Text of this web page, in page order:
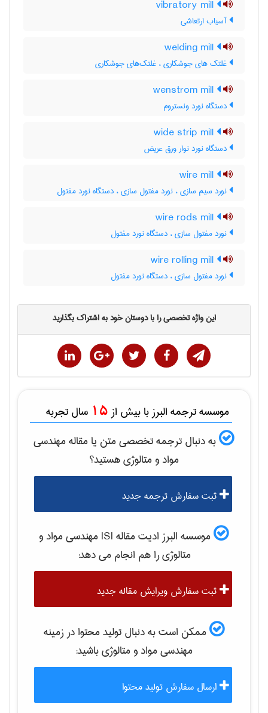
آسیاب ارتعاشی
غلتک های جوشکاری ، غلتک‌های جوشکاری
دستگاه نورد ونستروم
دستگاه نورد نوار ورق عریض
نورد سیم سازی ، نورد مفتول سازی ، دستگاه نورد مفتول
نورد مفتول سازی ، دستگاه نورد مفتول
نورد مفتول سازی ، دستگاه نورد مفتول
این واژه تخصصی را با دوستان خود به اشتراک بگذارید
موسسه ترجمه البرز با بیش از 15 سال تجربه
به دنبال ترجمه تخصصی متن یا مقالهمهندسی
مواد و متالوژیهستید؟
ثبت سفارش ترجمه جدید
موسسه البرز ادیت مقاله ISI
مهندسی مواد و
متالوژیرا هم انجام می دهد:
ثبت سفارش ویرایش مقاله جدید
ممکن است به دنبال تولید محتوا در زمینه
مهندسی مواد و متالوژیباشید:
ارسال سفارش تولید محتوا